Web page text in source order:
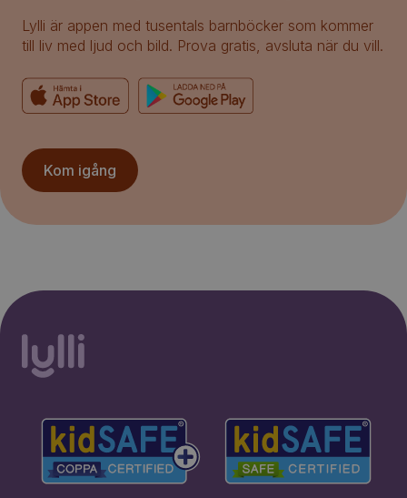
Lylli är appen med tusentals barnböcker som kommer
till liv med ljud och bild. Prova gratis, avsluta när du vill.
Kom igång